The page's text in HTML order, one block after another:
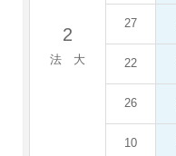
2
法 大
27
22
26
10